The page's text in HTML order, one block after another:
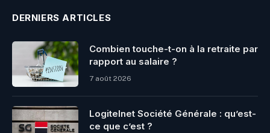
DERNIERS ARTICLES
Combien touche-t-on à la retraite par
rapport au salaire ?
7 août 2026
Logitelnet Société Générale : qu’est-
ce que c’est ?